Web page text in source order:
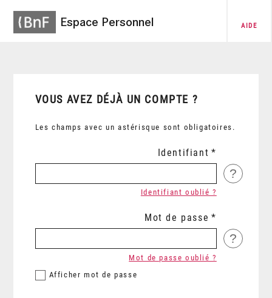
Espace Personnel AIDE
VOUS AVEZ DÉJÀ UN COMPTE ?
Les champs avec un astérisque sont obligatoires.
Identifiant
?
Identifiant oublié ?
Mot de passe
?
Afficher mot de passe
Mot de passe oublié ?